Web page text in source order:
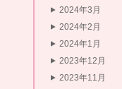
2024年3月
2024年2月
2024年1月
2023年12月
2023年11月